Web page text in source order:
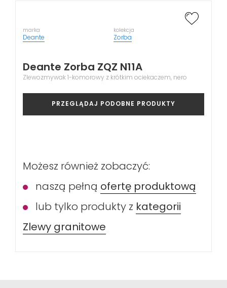
marka
Deante
kolekcja
Zorba
Deante Zorba ZQZ N11A
Zlewozmywak 1-komorowy z krótkim ociekaczem, nero
PRZEGLĄDAJ PODOBNE PRODUKTY
Możesz również zobaczyć:
naszą pełną ofertę produktową
lub tylko produkty z kategorii
Zlewy granitowe